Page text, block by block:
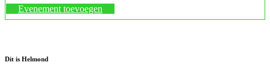
Evenement toevoegen
Dit is Helmond